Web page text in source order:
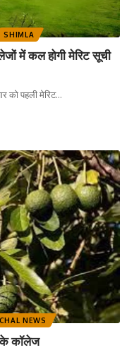
SHIMLA
में कल होगी मेरिट सूची
को पहली मेरिट…
NEWS
के कॉलेज